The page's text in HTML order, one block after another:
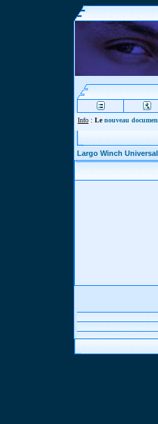
Info : Lenouveau
Largo Winch